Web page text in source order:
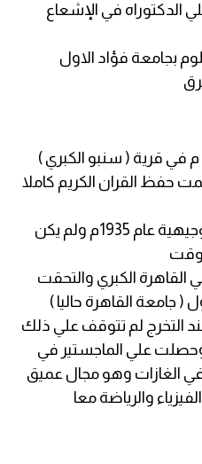
الدكتوراه في الإشعاع
بجامعة فؤاد الاول
ولدت في ٣ مارس سنة 1917 م في قرية ( سنبو الكبري )
حفظ القران الكريم كاملا
وكانت الاولي علي شهادة التوجيهية عام 1935م ولم يكن
القاهرة الكبري والتحقت
( جامعة القاهرة حاليا )
التخرج لم تتوقف علي ذلك
علي الماجستير في
في الغازات وهو مجال عميق
والرياضة معا